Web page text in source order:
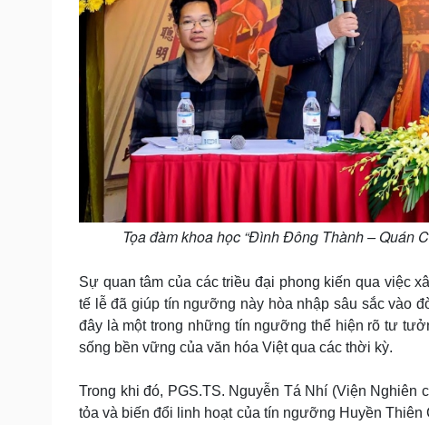
Tọa đàm khoa học “Đình Đông Thành – Quán
Sự quan tâm của các triều đại phong kiến qua việc
tế lễ đã giúp tín ngưỡng này hòa nhập sâu sắc vào
đây là một trong những tín ngưỡng thể hiện rõ tư
sống bền vững của văn hóa Việt qua các thời kỳ.
Trong khi đó, PGS.TS. Nguyễn Tá Nhí (Viện Nghiên
tỏa và biến đổi linh hoạt của tín ngưỡng Huyền